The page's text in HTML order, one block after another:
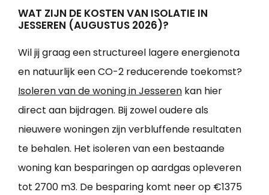
WAT ZIJN DE KOSTEN VAN ISOLATIE IN
JESSEREN (AUGUSTUS 2026)?
Wil jij graag een structureel lagere energienota
en natuurlijk een CO-2 reducerende toekomst?
Isoleren van de woning in Jesseren kan hier
direct aan bijdragen. Bij zowel oudere als
nieuwere woningen zijn verbluffende resultaten
te behalen. Het isoleren van een bestaande
woning kan besparingen op aardgas opleveren
tot 2700 m3. De besparing komt neer op €1375